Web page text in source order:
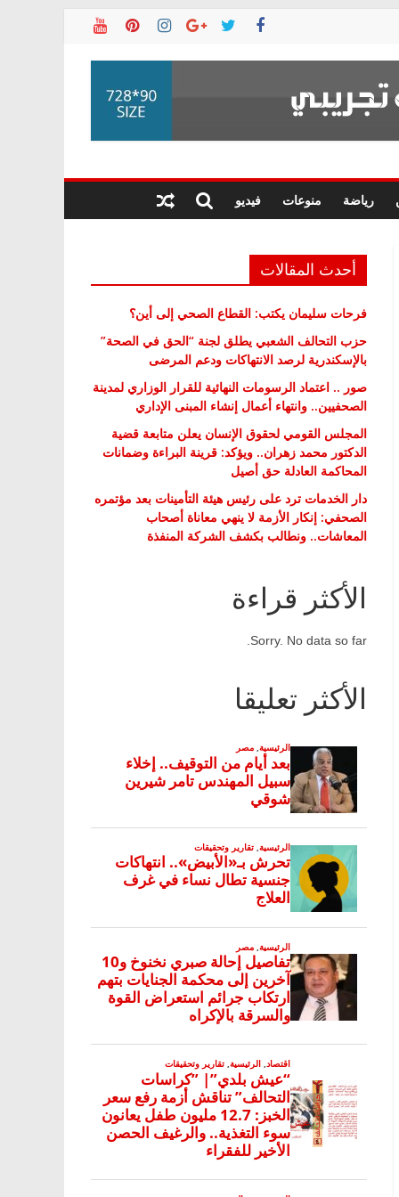
رياضة منوعات فيديو
أحدث المقالات
فرحات سليمان يكتب: القطاع الصحي إلى أين؟
حزب التحالف الشعبي يطلق لجنة “الحق في الصحة”
بالإسكندرية لرصد الانتهاكات ودعم المرضى
صور .. اعتماد الرسومات النهائية للقرار الوزاري لمدينة
الصحفيين.. وانتهاء أعمال إنشاء المبنى الإداري
المجلس القومي لحقوق الإنسان يعلن متابعة قضية
الدكتور محمد زهران.. ويؤكد: قرينة البراءة وضمانات
المحاكمة العادلة حق أصيل
دار الخدمات ترد على رئيس هيئة التأمينات بعد مؤتمره
الصحفي: إنكار الأزمة لا ينهي معاناة أصحاب
المعاشات.. ونطالب بكشف الشركة المنفذة
الأكثر قراءة
Sorry. No data so far.
الأكثر تعليقا